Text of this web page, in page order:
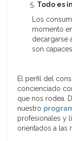
Todo es
Los
momento
decargarse
son
El perfil del
concienciado
que nos rodea.
nuestro
profesionales y
orientados a las